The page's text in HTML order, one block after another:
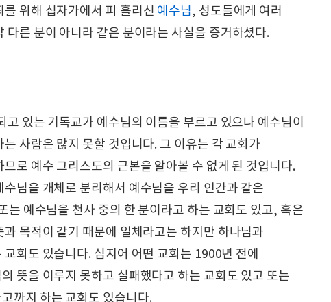
를 위해 십자가에서 피 흘리신 예수님, 성도들에게 여러
다른 분이 아니라 같은 분이라는 사실을 증거하셨다.
고 있는 기독교가 예수님의 이름을 부르고 있으나 예수님이
사람은 많지 못할 것입니다. 그 이유는 각 교회가
로 예수 그리스도의 근본을 알아볼 수 없게 된 것입니다.
님을 개체로 분리해서 예수님을 우리 인간과 같은
는 예수님을 천사 중의 한 분이라고 하는 교회도 있고, 혹은
목적이 같기 때문에 일체라고는 하지만 하나님과
회도 있습니다. 심지어 어떤 교회는 1900년 전에
뜻을 이루지 못하고 실패했다고 하는 교회도 있고 또는
까지 하는 교회도 있습니다.